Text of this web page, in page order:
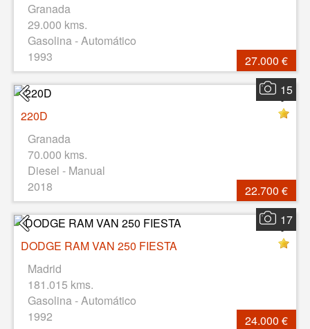
Granada
29.000 kms.
Gasolina - Automático
1993
27.000 €
15
220D
Granada
70.000 kms.
Diesel - Manual
2018
22.700 €
17
DODGE RAM VAN 250 FIESTA
Madrid
181.015 kms.
Gasolina - Automático
1992
24.000 €